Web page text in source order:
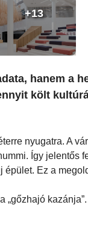
+13
hanem a
költ
nyugatra. A
Így jelentős
épület. Ez a
„gőzhajó kazánja”.